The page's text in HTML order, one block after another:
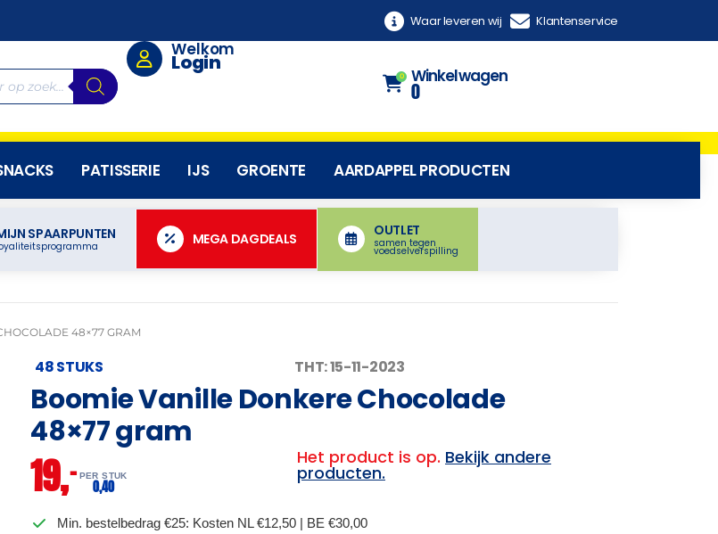
Waar leveren wij Klantenservice
Welkom
Login
0 Winkelwagen
0
PATISSERIE IJS GROENTE AARDAPPEL PRODUCTEN
SPAARPUNTEN MEGA DAGDEALS
OUTLET
samen tegen
voedselverspilling
48×77 GRAM
48 STUKS THT: 15-11-2023
Boomie Vanille Donkere Chocolade
48×77 gram
19,– PER STUK
0,40
Het product is op. Bekijk andere
producten.
Min. bestelbedrag €25: Kosten NL €12,50 | BE €30,00